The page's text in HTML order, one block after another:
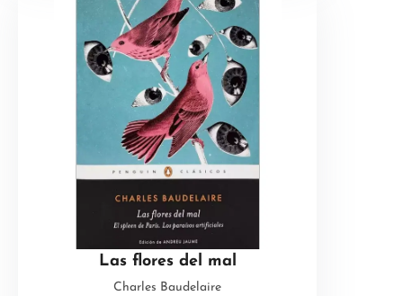
Las flores del mal
Charles Baudelaire